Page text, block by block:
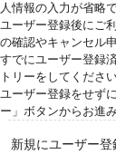
人情報の入力が省略
ユーザー登録後にご
の確認やキャンセル
すでにユーザー登録
トリーをしてください
ユーザー登録をせず
ー」ボタンからお進
新規にユーザー